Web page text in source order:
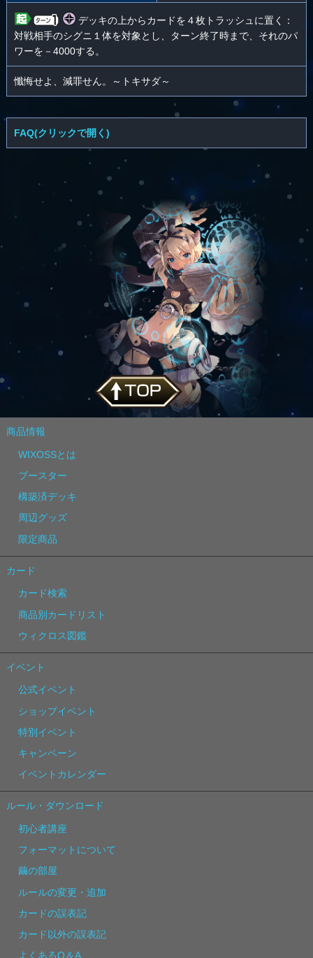
デッキの上からカードを４枚トラッシュに置く：
対戦相手のシグニ１体を対象とし、ターン終了時まで、それのパ
ワーを－4000する。
懺悔せよ、減罪せん。～トキサダ～
FAQ(クリックで開く)
商品情報
WIXOSSとは
ブースター
構築済デッキ
周辺グッズ
限定商品
カード
カード検索
商品別カードリスト
ウィクロス図鑑
イベント
公式イベント
ショップイベント
特別イベント
キャンペーン
イベントカレンダー
ルール・ダウンロード
初心者講座
フォーマットについて
繭の部屋
ルールの変更・追加
カードの誤表記
カード以外の誤表記
よくあるQ＆A